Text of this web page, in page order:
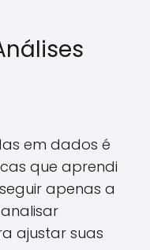
em dados é
que aprendi
apenas a
ajustar suas